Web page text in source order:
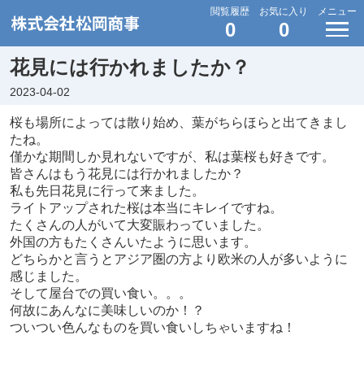
閲覧履歴
0
お気に入り
0
メニュー
花見には行かれましたか？
2023-04-02
桜も場所によっては散り始め、葉がちらほらと出てきまし
たね。
僅かな期間しか見れないですが、私は葉桜も好きです。
皆さんはもう花見には行かれましたか？
私も先日花見に行って来ました。
ライトアップされた桜は本当にキレイですね。
たくさんの人がいて大変賑わっていました。
外国の方もたくさんいたように思います。
どちらかと言うとアジア圏の方より欧米の人が多いように
感じました。
そして屋台での買い食い。。。
何故にあんなに美味しいのか！？
ついつい色んなものを買い食いしちゃいますね！